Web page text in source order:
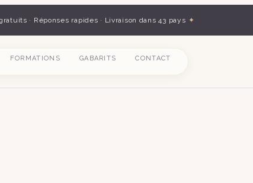
· Réponses rapides · Livraison dans 43 pays ✦
FORMATIONS GABARITS CONTACT